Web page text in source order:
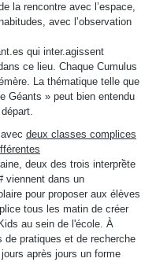
la rencontre avec l’espace,
avec l’observation
qui inter.agissent
ce lieu. Chaque Cumulus
La thématique telle que
Géants » peut bien entendu
avec deux classes complices
deux des trois interprềte
viennent dans un
pour proposer aux élèves
tous les matin de créer
au sein de l'école. À
de pratiques et de recherche
après jours un forme